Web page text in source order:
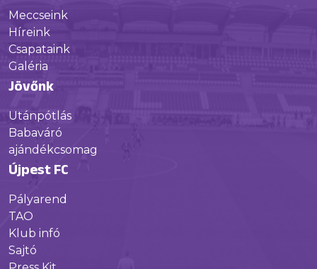
Meccseink
Híreink
Csapataink
Galéria
Jövőnk
Utánpótlás
Babaváró
ajándékcsomag
Újpest FC
Pályarend
TAO
Klub infó
Sajtó